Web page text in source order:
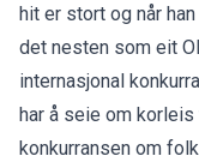
hit er stort og når
det nesten som eit
internasjonal
har å seie om korleis
konkurransen om